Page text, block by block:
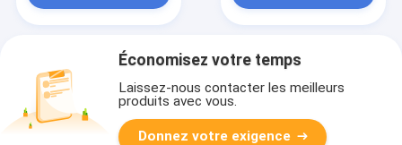
Économisez votre temps
Laissez-nous contacter les meilleurs
produits avec vous.
Donnez votre exigence